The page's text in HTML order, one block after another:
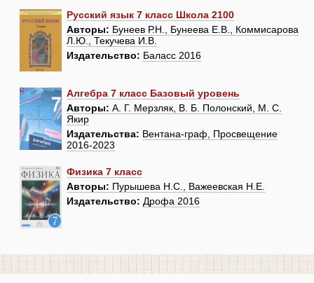
Русский язык 7 класс Школа 2100
Авторы: Бунеев Р.Н., Бунеева Е.В., Коммисарова
Л.Ю., Текучева И.В.
Издательство: Баласс 2016
Алгебра 7 класс Базовый уровень
Авторы: А. Г. Мерзляк, В. Б. Полонский, М. С.
Якир
Издательства: Вентана-граф, Просвещение
2016-2023
Физика 7 класс
Авторы: Пурышева Н.С., Важеевская Н.Е.
Издательство: Дрофа 2016